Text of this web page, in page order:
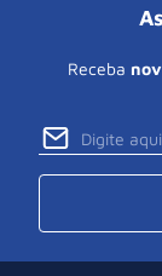
Receba